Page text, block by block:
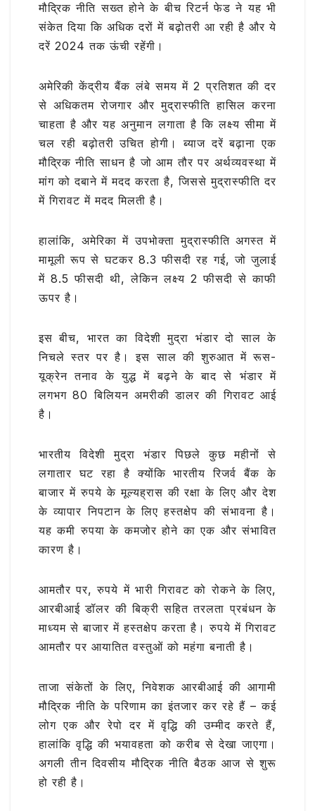
मौद्रिक नीति सख्त होने के बीच रिटर्न फेड ने यह भी
संकेत दिया कि अधिक दरों में बढ़ोतरी आ रही है और ये
दरें 2024 तक ऊंची रहेंगी।
अमेरिकी केंद्रीय बैंक लंबे समय में 2 प्रतिशत की दर
से अधिकतम रोजगार और मुद्रास्फीति हासिल करना
चाहता है और यह अनुमान लगाता है कि लक्ष्य सीमा में
चल रही बढ़ोतरी उचित होगी। ब्याज दरें बढ़ाना एक
मौद्रिक नीति साधन है जो आम तौर पर अर्थव्यवस्था में
मांग को दबाने में मदद करता है, जिससे मुद्रास्फीति दर
में गिरावट में मदद मिलती है।
हालांकि, अमेरिका में उपभोक्ता मुद्रास्फीति अगस्त में
मामूली रूप से घटकर 8.3 फीसदी रह गई, जो जुलाई
में 8.5 फीसदी थी, लेकिन लक्ष्य 2 फीसदी से काफी
ऊपर है।
इस बीच, भारत का विदेशी मुद्रा भंडार दो साल के
निचले स्तर पर है। इस साल की शुरुआत में रूस-
यूक्रेन तनाव के युद्ध में बढ़ने के बाद से भंडार में
लगभग 80 बिलियन अमरीकी डालर की गिरावट आई
है।
भारतीय विदेशी मुद्रा भंडार पिछले कुछ महीनों से
लगातार घट रहा है क्योंकि भारतीय रिजर्व बैंक के
बाजार में रुपये के मूल्यह्रास की रक्षा के लिए और देश
के व्यापार निपटान के लिए हस्तक्षेप की संभावना है।
यह कमी रुपया के कमजोर होने का एक और संभावित
कारण है।
आमतौर पर, रुपये में भारी गिरावट को रोकने के लिए,
आरबीआई डॉलर की बिक्री सहित तरलता प्रबंधन के
माध्यम से बाजार में हस्तक्षेप करता है। रुपये में गिरावट
आमतौर पर आयातित वस्तुओं को महंगा बनाती है।
ताजा संकेतों के लिए, निवेशक आरबीआई की आगामी
मौद्रिक नीति के परिणाम का इंतजार कर रहे हैं – कई
लोग एक और रेपो दर में वृद्धि की उम्मीद करते हैं,
हालांकि वृद्धि की भयावहता को करीब से देखा जाएगा।
अगली तीन दिवसीय मौद्रिक नीति बैठक आज से शुरू
हो रही है।